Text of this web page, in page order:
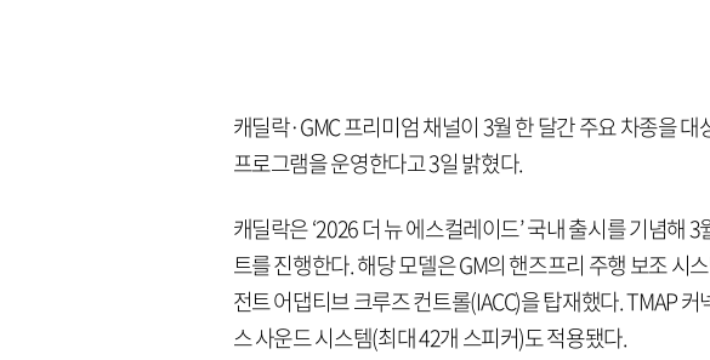
캐딜락·GMC 프리미엄 채널이 3월 한 달간 주요 차종을
프로그램을 운영한다고 3일 밝혔다.
캐딜락은 ‘2026 더 뉴 에스컬레이드’ 국내 출시를 기념해
트를 진행한다. 해당 모델은 GM의 핸즈프리 주행 보조 시
전트 어댑티브 크루즈 컨트롤(IACC)을 탑재했다. TMAP
스 사운드 시스템(최대 42개 스피커)도 적용됐다.